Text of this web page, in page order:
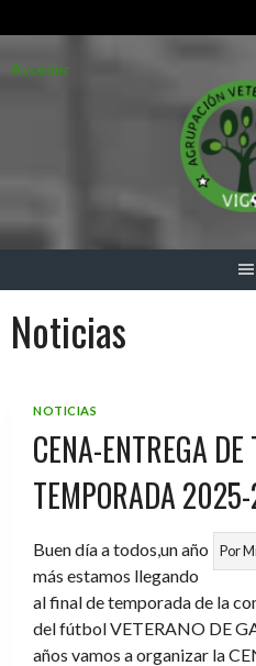
alAcceder
Noticias
NOTICIAS
CENA-ENTREGA DE
TEMPORADA
Por
Buen día a todos,un año
más estamos llegando
al final de temporada de la
del fútbol VETERANO DE
años vamos a organizar la